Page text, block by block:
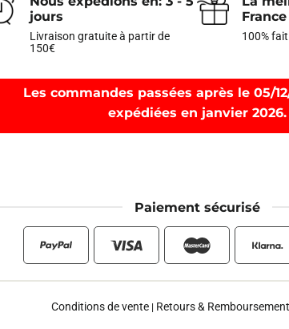
jours
Livraison gratuite à partir de
150€
France
100%
Les commandes passées après le 05/
expédiées en janvier 2026.
Paiement sécurisé
Conditions de vente | Retours & Remboursement